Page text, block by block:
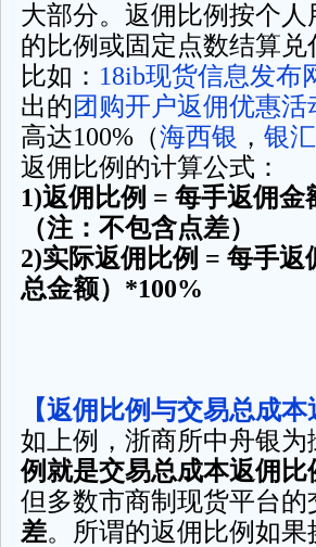
大部分。返佣比例按个
的比例或固定点数结算兑
比如： 18ib现货信息发布
出的团购开户返佣优惠活
高达100%（海西银 ， 银
返佣比例的计算公式：
1)返佣比例 = 每手返佣
（注：不包含点差）
2)实际返佣比例 = 每手
总金额）*100%
【返佣比例与交易总成本
如上例，浙商所中舟银为
例就是交易总成本返佣比
但多数市商制现货平台
差。所谓的返佣比例如